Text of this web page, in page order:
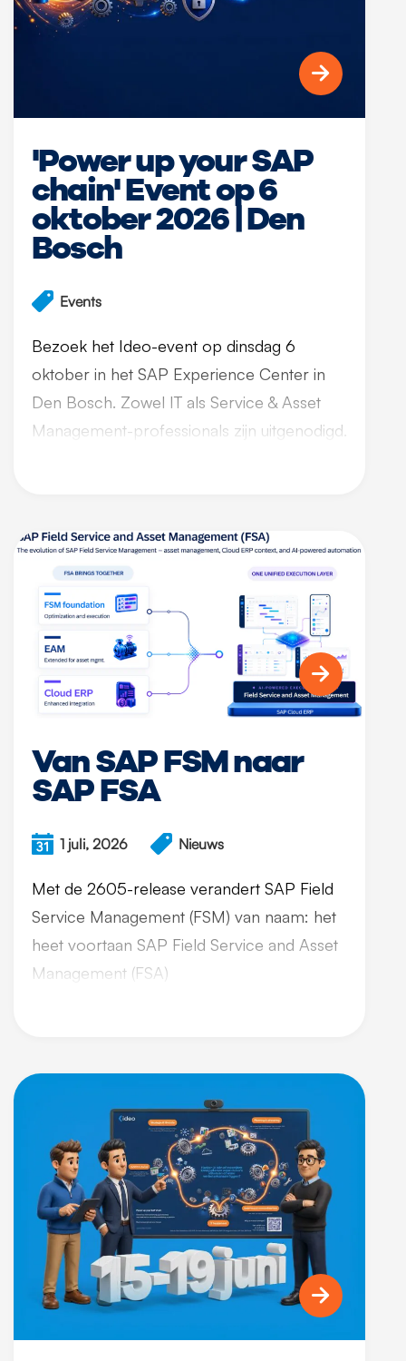
'Power up your SAP
chain' Event op 6
oktober 2026 | Den
Bosch
Events
Bezoek het Ideo-event op dinsdag 6
oktober in het SAP Experience Center in
Den Bosch. Zowel IT als Service & Asset
Management-professionals zijn uitgenodigd.
Van SAP FSM naar
SAP FSA
1 juli, 2026 Nieuws
Met de 2605-release verandert SAP Field
Service Management (FSM) van naam: het
heet voortaan SAP Field Service and Asset
Management (FSA)